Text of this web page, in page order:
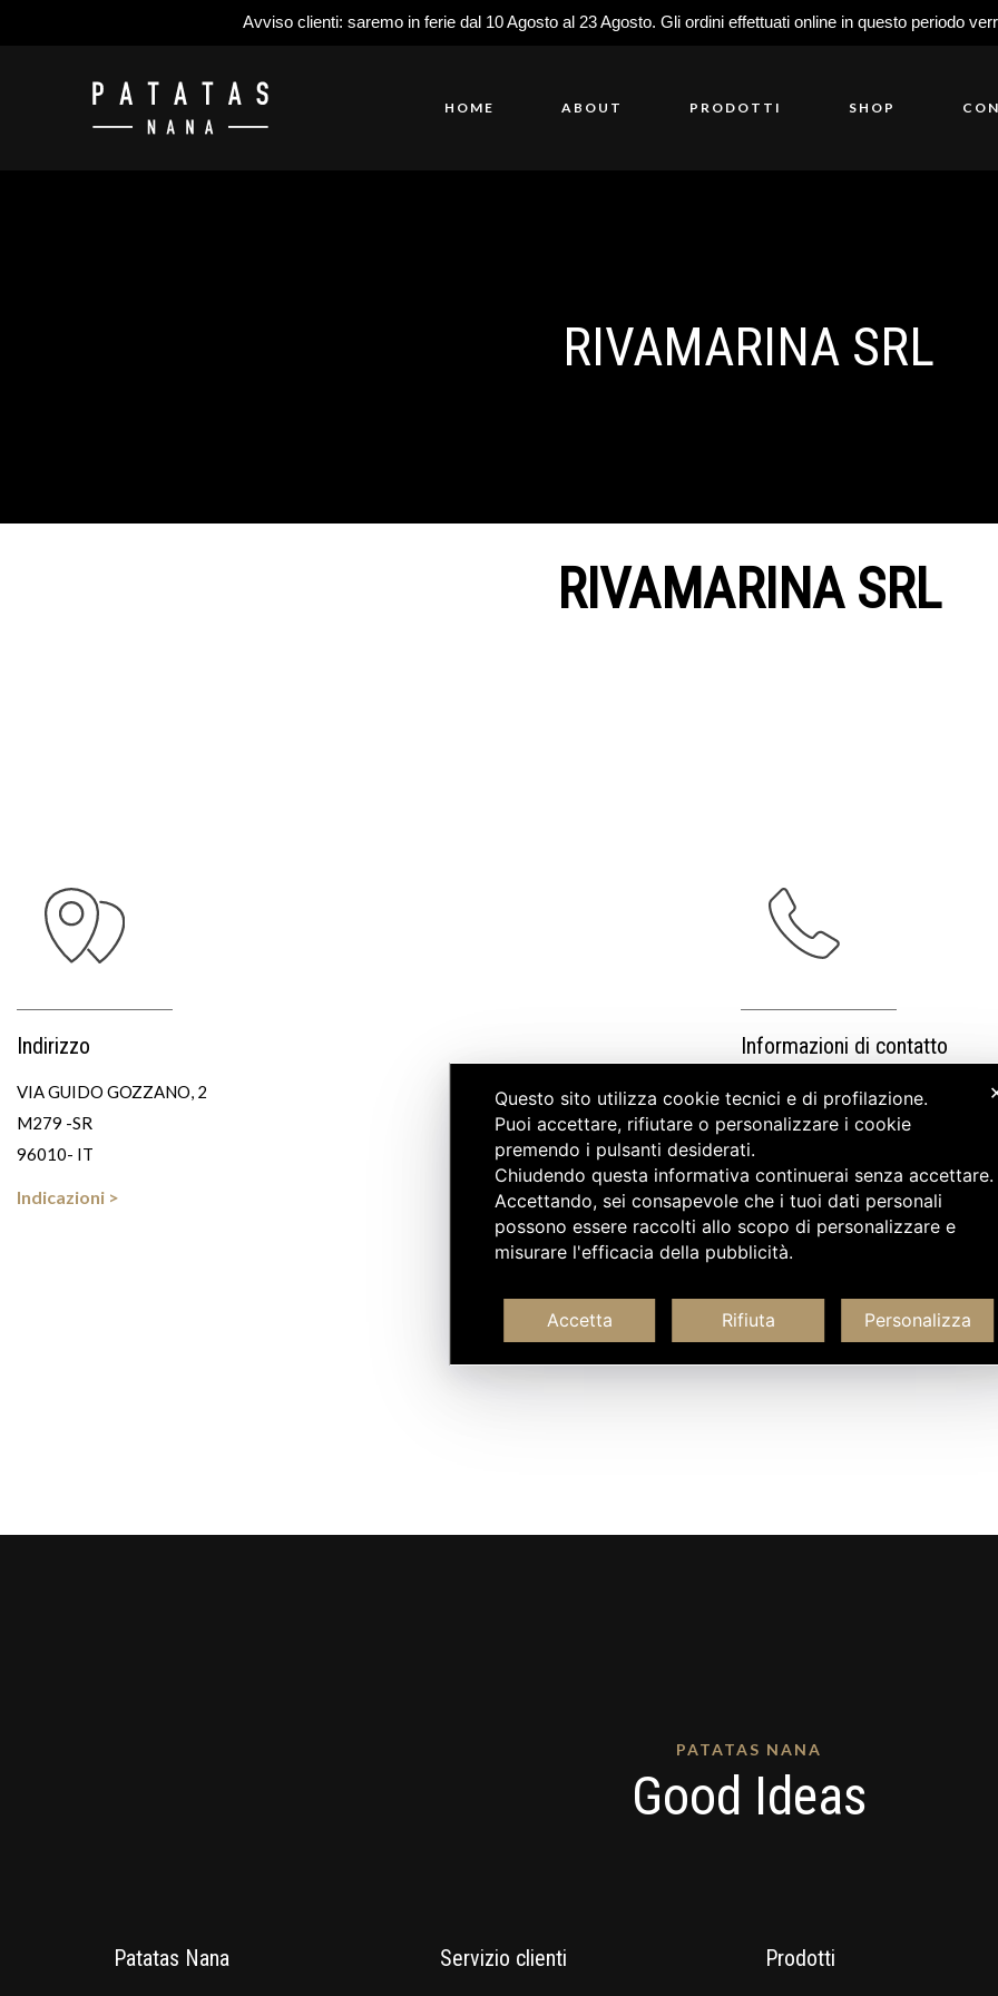
Avviso clienti: saremo in ferie dal 10 Agosto al 23 Agosto. Gli ordini effettuati online in questo periodo
HOME ABOUT PRODOTTI SHOP
RIVAMARINA SRL
RIVAMARINA SRL
Indirizzo
VIA GUIDO GOZZANO, 2
M279 -SR
96010- IT
Indicazioni >
Informazioni di contatto
Questo sito utilizza cookie tecnici e di profilazione.
Puoi accettare, rifiutare o personalizzare i cookie
premendo i pulsanti desiderati.
Chiudendo questa informativa continuerai senza
Accettando, sei consapevole che i tuoi dati personali
possono essere raccolti allo scopo di personalizzare e
misurare l'efficacia della pubblicità.
Accetta Rifiuta Personalizza
PATATAS NANA
Good Ideas
Patatas Nana Servizio clienti Prodotti